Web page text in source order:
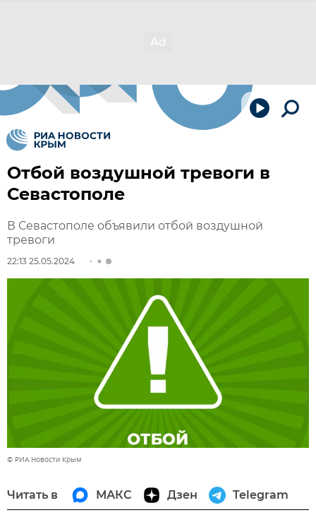
Отбой воздушной тревоги в
Севастополе
В Севастополе объявили отбой воздушной
тревоги
22:13 25.05.2024
© РИА Новости Крым
Читать в МАКС Дзен Telegram